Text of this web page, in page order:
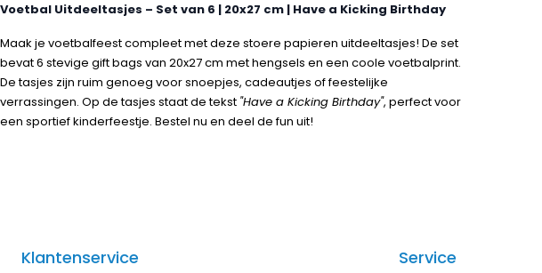
Voetbal Uitdeeltasjes – Set van 6 | 20x27 cm | Have a Kicking Birthday
Maak je voetbalfeest compleet met deze stoere papieren uitdeeltasjes! De set
bevat 6 stevige gift bags van 20x27 cm met hengsels en een coole voetbalprint.
De tasjes zijn ruim genoeg voor snoepjes, cadeautjes of feestelijke
verrassingen. Op de tasjes staat de tekst "Have a Kicking Birthday", perfect voor
een sportief kinderfeestje. Bestel nu en deel de fun uit!
Klantenservice Service